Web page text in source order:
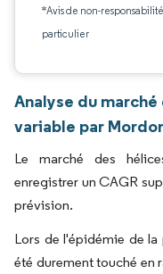
*Avis de non-
particulier
Analyse du
variable par
Le marché des
enregistrer un CAGR
prévision.
Lors de l'épidémie de
été durement touché en